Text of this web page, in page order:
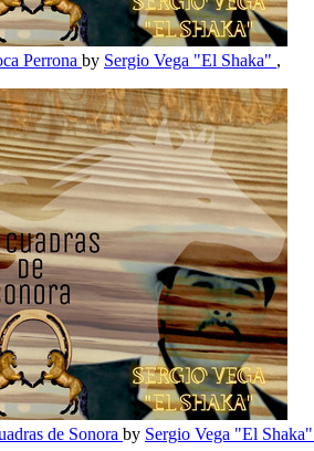
Perrona by Sergio Vega "El Shaka" ,
de Sonora by Sergio Vega "El Shaka"